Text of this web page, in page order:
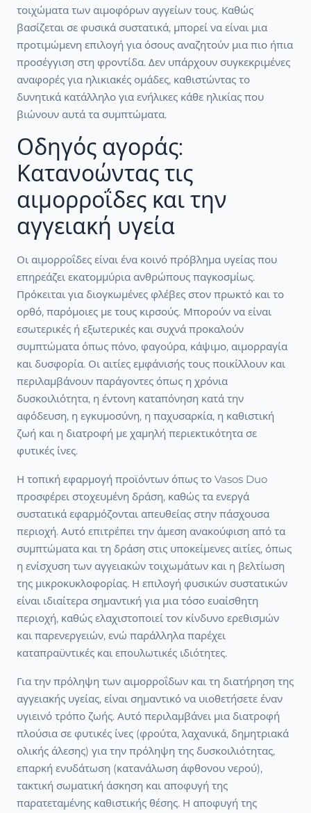
τοιχώματα των αιμοφόρων αγγείων τους. Καθώς
βασίζεται σε φυσικά συστατικά, μπορεί να είναι μια
προτιμώμενη επιλογή για όσους αναζητούν μια πιο ήπια
προσέγγιση στη φροντίδα. Δεν υπάρχουν συγκεκριμένες
αναφορές για ηλικιακές ομάδες, καθιστώντας το
δυνητικά κατάλληλο για ενήλικες κάθε ηλικίας που
βιώνουν αυτά τα συμπτώματα.
Οδηγός αγοράς:
Κατανοώντας τις
αιμορροΐδες και την
αγγειακή υγεία
Οι αιμορροΐδες είναι ένα κοινό πρόβλημα υγείας που
επηρεάζει εκατομμύρια ανθρώπους παγκοσμίως.
Πρόκειται για διογκωμένες φλέβες στον πρωκτό και το
ορθό, παρόμοιες με τους κιρσούς. Μπορούν να είναι
εσωτερικές ή εξωτερικές και συχνά προκαλούν
συμπτώματα όπως πόνο, φαγούρα, κάψιμο, αιμορραγία
και δυσφορία. Οι αιτίες εμφάνισής τους ποικίλλουν και
περιλαμβάνουν παράγοντες όπως η χρόνια
δυσκοιλιότητα, η έντονη καταπόνηση κατά την
αφόδευση, η εγκυμοσύνη, η παχυσαρκία, η καθιστική
ζωή και η διατροφή με χαμηλή περιεκτικότητα σε
φυτικές ίνες.
Η τοπική εφαρμογή προϊόντων όπως το Vasos Duo
προσφέρει στοχευμένη δράση, καθώς τα ενεργά
συστατικά εφαρμόζονται απευθείας στην πάσχουσα
περιοχή. Αυτό επιτρέπει την άμεση ανακούφιση από τα
συμπτώματα και τη δράση στις υποκείμενες αιτίες, όπως
η ενίσχυση των αγγειακών τοιχωμάτων και η βελτίωση
της μικροκυκλοφορίας. Η επιλογή φυσικών συστατικών
είναι ιδιαίτερα σημαντική για μια τόσο ευαίσθητη
περιοχή, καθώς ελαχιστοποιεί τον κίνδυνο ερεθισμών
και παρενεργειών, ενώ παράλληλα παρέχει
καταπραϋντικές και επουλωτικές ιδιότητες.
Για την πρόληψη των αιμορροΐδων και τη διατήρηση της
αγγειακής υγείας, είναι σημαντικό να υιοθετήσετε έναν
υγιεινό τρόπο ζωής. Αυτό περιλαμβάνει μια διατροφή
πλούσια σε φυτικές ίνες (φρούτα, λαχανικά, δημητριακά
ολικής άλεσης) για την πρόληψη της δυσκοιλιότητας,
επαρκή ενυδάτωση (κατανάλωση άφθονου νερού),
τακτική σωματική άσκηση και αποφυγή της
παρατεταμένης καθιστικής θέσης. Η αποφυγή της